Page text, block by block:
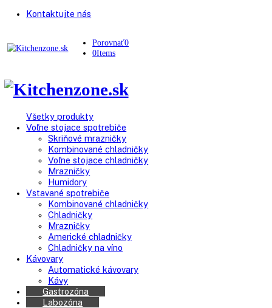
Kontaktujte nás
Porovnať
0Items
Všetky produkty
Voľne stojace spotrebiče
Skriňové mrazničky
Kombinované chladničky
Voľne stojace chladničky
Mrazničky
Humidory
Vstavané spotrebiče
Kombinované chladničky
Chladničky
Mrazničky
Americké chladničky
Chladničky na víno
Kávovary
Automatické kávovary